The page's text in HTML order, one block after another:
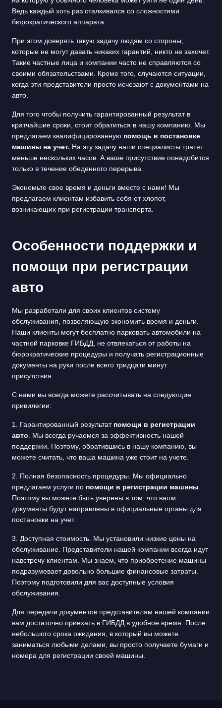
Ведь каждый хоть раз сталкивался со сложностями
бюрократического аппарата.
При этом доверять такую задачу людям со стороны,
которые не могут давать никаких гарантий, никто не захочет.
Такие частные лица и компании часто не справляются со
своими обязательствами. Кроме того, случаются ситуации,
когда эти представители просто исчезают с документами на
авто.
Для того чтобы получить гарантированный результат в
кратчайшие сроки, стоит обратиться в нашу компанию. Мы
предлагаем квалифицированную помощь в постановке
машины на учет. На эту задачу наши специалисты тратят
меньше нескольких часов. А ваше присутствие понадобится
только в течение обеденного перерыва.
Экономьте свое время и деньги вместе с нами! Мы
предлагаем клиентам избавить себя от хлопот,
возникающих при регистрации транспорта.
Особенности поддержки и
помощи при регистрации
авто
Мы разработали для своих клиентов систему
обслуживания, позволяющую экономить время и деньги.
Наши клиенты могут бесплатно парковать автомобили на
частной парковке ГИБДД, не отвлекаться от работы на
бюрократические процедуры и получать регистрационные
документы на руки после всего тридцати минут
присутствия.
С нами вы всегда можете рассчитывать на следующие
привилегии:
1. Гарантированный результат помощи в регистрации
авто . Мы всегда ручаемся за эффективность нашей
поддержки. Поэтому, обратившись в нашу компанию, вы
можете считать, что ваша машина уже стоит на учете.
2. Полная безопасность процедуры. Мы официально
предлагаем услуги по помощи в регистрации машины
Поэтому вы можете быть уверены в том, что ваши
документы будут направлены в официальные органы для
постановки на учет.
3. Доступная стоимость. Мы установили низкие цены на
обслуживание. Представители нашей компании всегда идут
навстречу клиентам. Мы знаем, что приобретение машины
подразумевает довольно большие финансовые затраты.
Поэтому подготовили для вас доступные условия
обслуживания.
Для передачи документов представителям нашей компании
вам достаточно приехать в ГИБДД в удобное время. После
небольшого срока ожидания, в который вы можете
заниматься любыми делами, вы просто получаете бумаги и
номера для регистрации своей машины.